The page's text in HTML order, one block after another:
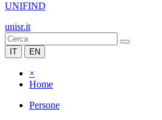
UNIFIND
unisr.it
IT EN
×
Home
Persone